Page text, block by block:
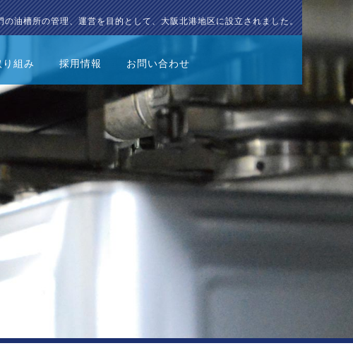
油槽所の管理、運営を目的として、大阪北港地区に設立されました。
組み 採用情報 お問い合わせ